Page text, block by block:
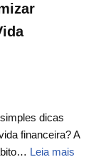
dicas
financeira? A
Leia mais